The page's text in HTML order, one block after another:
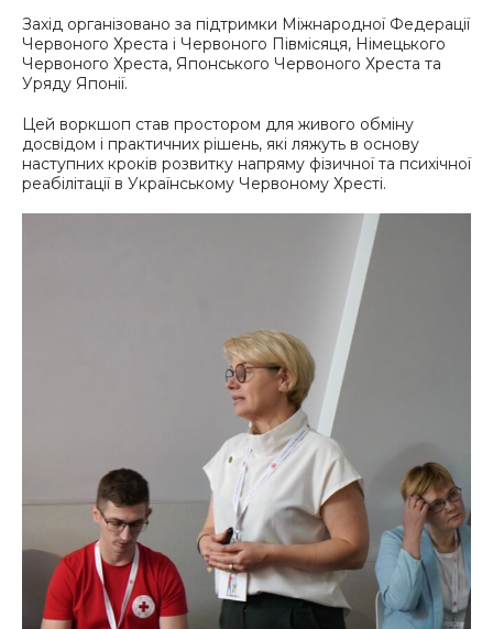
Захід організовано за підтримки Міжнародної Федерації
Червоного Хреста і Червоного Півмісяця, Німецького
Червоного Хреста, Японського Червоного Хреста та
Уряду Японії.
Цей воркшоп став простором для живого обміну
досвідом і практичних рішень, які ляжуть в основу
наступних кроків розвитку напряму фізичної та психічної
реабілітації в Українському Червоному Хресті.